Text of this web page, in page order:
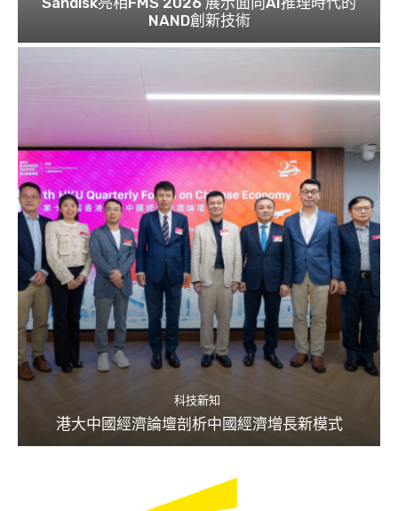
NAND創新技術
科技新知
港大中國經濟論壇剖析中國經濟增長新模式